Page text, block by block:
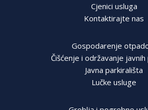
Cjenici usluga
Kontaktirajte nas
Gospodarenje
Čišćenje i održavanje javnih
Javna parkirališta
Lučke usluge